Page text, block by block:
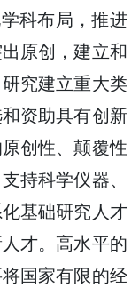
科布局，推进
原创，建立和
究建立重大类
资助具有创新
创性、颠覆性
持科学仪器、
基础研究人才
才。高水平的
国家有限的经